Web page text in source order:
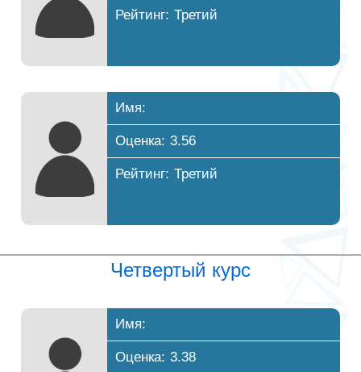
Рейтинг: Третий
Имя:
Оценка: 3.56
Рейтинг: Третий
Четвертый курс
Имя:
Оценка: 3.38